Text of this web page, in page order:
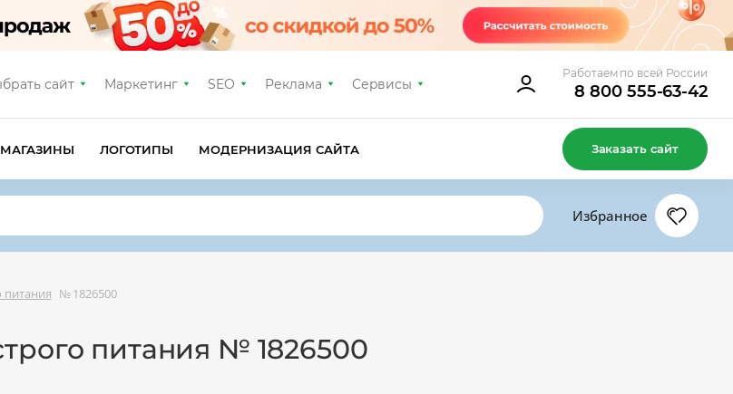
сайт Маркетинг SEO Реклама Сервисы
Работаем по всей России
8 800 555-63-42
ЛОГОТИПЫ МОДЕРНИЗАЦИЯ САЙТА Заказать сайт
Избранное
питания № 1826500
питания № 1826500